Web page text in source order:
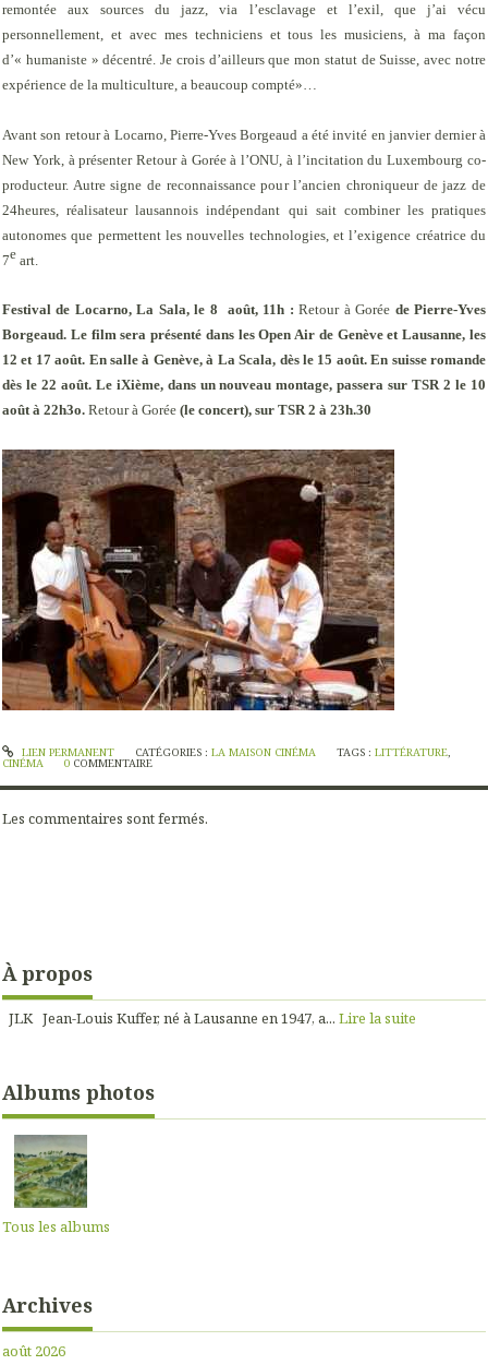
remontée aux sources du jazz, via l’esclavage et l’exil, que j’ai vécu
personnellement, et avec mes techniciens et tous les musiciens, à ma façon
d’« humaniste » décentré. Je crois d’ailleurs que mon statut de Suisse, avec notre
expérience de la multiculture, a beaucoup compté»…
Avant son retour à Locarno, Pierre-Yves Borgeaud a été invité en janvier dernier à
New York, à présenterRetour à Goréeà l’ONU, à l’incitation du Luxembourg co-
producteur. Autre signe de reconnaissance pour l’ancien chroniqueur de jazz de
24heures , réalisateur lausannois indépendant qui sait combiner les pratiques
autonomes que permettent les nouvelles technologies, et l’exigence créatrice du
7e art.
Festival de Locarno, La Sala, le 8 août, 11h :Retour à Gorée de Pierre-Yves
Borgeaud. Le film sera présenté dans les Open Air de Genève et Lausanne, les
12 et 17 août. En salle à Genève, à La Scala, dès le 15 août. En suisse romande
dès le 22 août. Le iXième, dans un nouveau montage, passera sur TSR 2 le 10
août à 22h3o. Retour à Gorée (le concert), sur TSR 2 à 23h.30
LIEN PERMANENT CATÉGORIES : LA MAISON CINÉMA TAGS :LITTÉRATURE,
CINÉMA 0 COMMENTAIRE
Les commentaires sont fermés.
À propos
JLK Jean-Louis Kuffer, né à Lausanne en 1947, a... Lire la suite
Albums photos
Tous les albums
Archives
août 2026